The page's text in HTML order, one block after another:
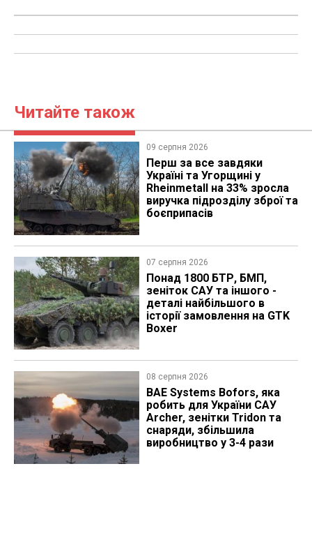
Читайте також
09 серпня 2026
Перш за все завдяки
Україні та Угорщині у
Rheinmetall на 33% зросла
виручка підрозділу зброї та
боєприпасів
07 серпня 2026
Понад 1800 БТР, БМП,
зеніток САУ та іншого -
деталі найбільшого в
історії замовлення на GTK
Boxer
08 серпня 2026
BAE Systems Bofors, яка
робить для України САУ
Archer, зенітки Tridon та
снаряди, збільшила
виробництво у 3-4 рази